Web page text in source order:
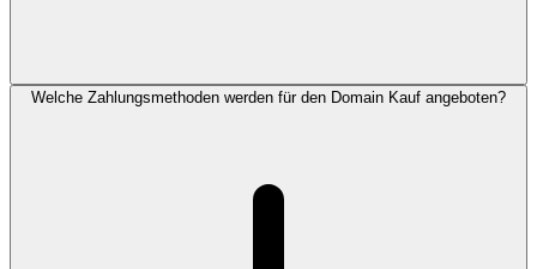
Welche Zahlungsmethoden werden für den Domain Kauf angeboten?